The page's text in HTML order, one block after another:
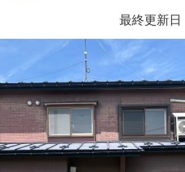
最終更新